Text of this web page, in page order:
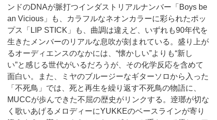
ンドのDNAが脈打つインダストリアルナンバー「Boys be
an Vicious」も、カラフルなネオンカラーに彩られたポッ
プス「LIP STICK」も、曲調は違えど、いずれも90年代を
生きたメンバーのリアルな息吹が刻まれている。盛り上が
るオーディエンスのなかには、“懐かしい”よりも“新し
い”と感じる世代がいるだろうが、その化学反応を含めて
面白い。また、ミヤのブルージーなギターソロから入った
「不死鳥」では、死と再生を繰り返す不死鳥の物語に、
MUCCが歩んできた不屈の歴史がリンクする。逹瑯が切な
く歌いあげるメロディーにYUKKEのベースラインが寄り